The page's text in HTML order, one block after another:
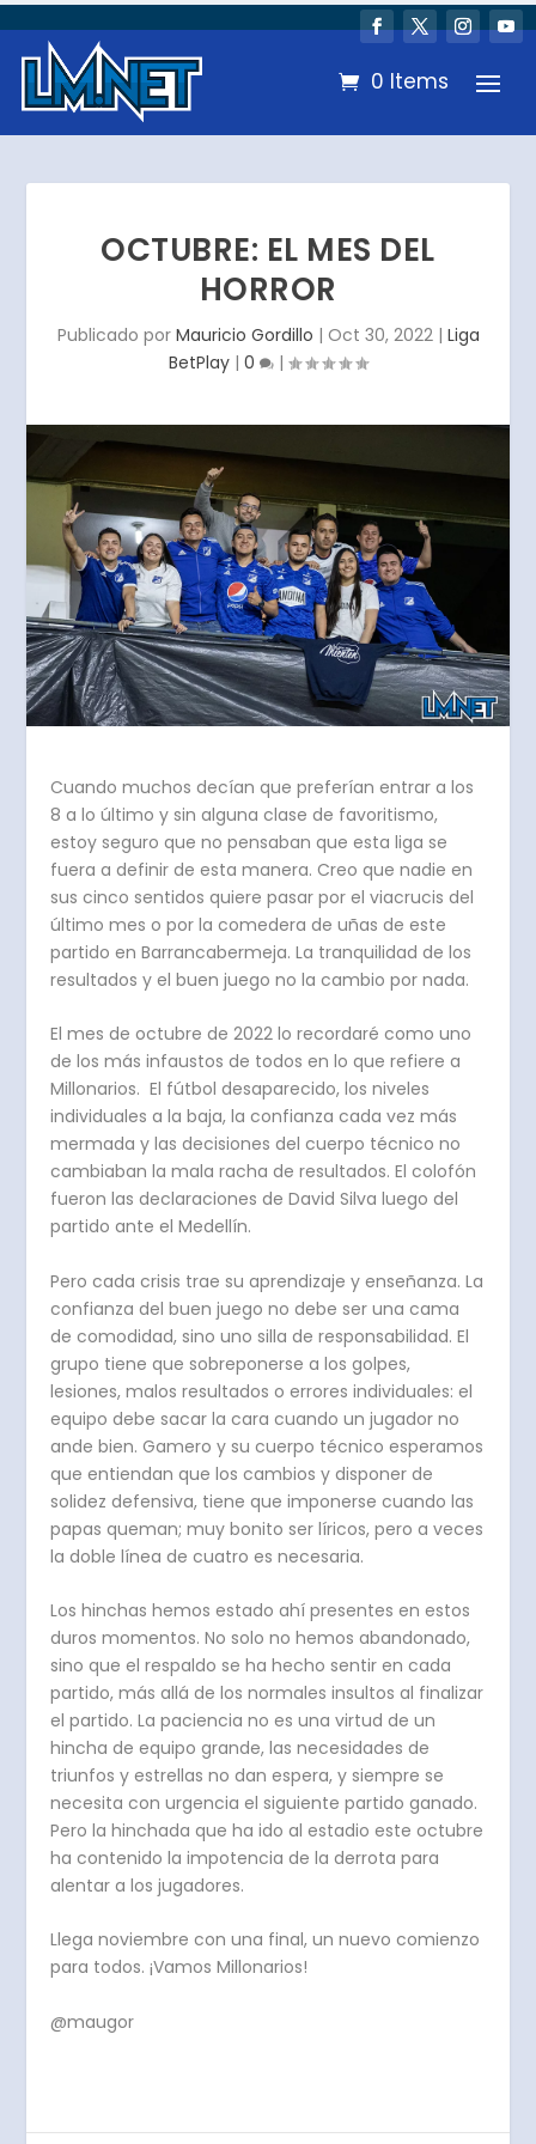
0 Items
OCTUBRE: EL MES DEL
HORROR
Publicado por Mauricio Gordillo | Oct 30, 2022| Liga
BetPlay | 0 |
Cuando muchos decían que preferían entrar a los
8 a lo último y sin alguna clase de favoritismo,
estoy seguro que no pensaban que esta liga se
fuera a definir de esta manera. Creo que nadie en
sus cinco sentidos quiere pasar por el viacrucis del
último mes o por la comedera de uñas de este
partido en Barrancabermeja. La tranquilidad de los
resultados y el buen juego no la cambio por nada.
El mes de octubre de 2022 lo recordaré como uno
de los más infaustos de todos en lo que refiere a
Millonarios. El fútbol desaparecido, los niveles
individuales a la baja, la confianza cada vez más
mermada y las decisiones del cuerpo técnico no
cambiaban la mala racha de resultados. El colofón
fueron las declaraciones de David Silva luego del
partido ante el Medellín.
Pero cada crisis trae su aprendizaje y enseñanza. La
confianza del buen juego no debe ser una cama
de comodidad, sino uno silla de responsabilidad. El
grupo tiene que sobreponerse a los golpes,
lesiones, malos resultados o errores individuales: el
equipo debe sacar la cara cuando un jugador no
ande bien. Gamero y su cuerpo técnico esperamos
que entiendan que los cambios y disponer de
solidez defensiva, tiene que imponerse cuando las
papas queman; muy bonito ser líricos, pero a veces
la doble línea de cuatro es necesaria.
Los hinchas hemos estado ahí presentes en estos
duros momentos. No solo no hemos abandonado,
sino que el respaldo se ha hecho sentir en cada
partido, más allá de los normales insultos al finalizar
el partido. La paciencia no es una virtud de un
hincha de equipo grande, las necesidades de
triunfos y estrellas no dan espera, y siempre se
necesita con urgencia el siguiente partido ganado.
Pero la hinchada que ha ido al estadio este octubre
ha contenido la impotencia de la derrota para
alentar a los jugadores.
Llega noviembre con una final, un nuevo comienzo
para todos. ¡Vamos Millonarios!
@maugor